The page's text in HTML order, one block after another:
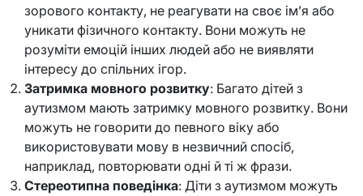
зорового контакту, не реагувати на своє ім’я або
уникати фізичного контакту. Вони можуть не
розуміти емоцій інших людей або не виявляти
інтересу до спільних ігор.
Затримка мовного розвитку: Багато дітей з
аутизмом мають затримку мовного розвитку. Вони
можуть не говорити до певного віку або
використовувати мову в незвичний спосіб,
наприклад, повторювати одні й ті ж фрази.
Стереотипна поведінка: Діти з аутизмом можуть